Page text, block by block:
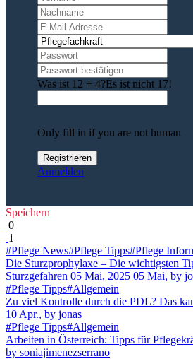
Was ist 12 + 4?Es ist nicht 17!
Only fill in if you are not human
Anmelden
Speichern
0
1
#Pflege News#Pflege Tipps#Pflege
Die Sturzprophylaxe – Die wichtigsten
Sturzgefahren 05 Mai, 2025 05 Mai, by
#Pflege Tipps#Allgemein
Zu viel Kontrolle durch die PDL? Das
10 Apr., by jonas
#Pflege Tipps#Allgemein
Arbeiten in Österreich: Tipps für
by soniajimenezserrano